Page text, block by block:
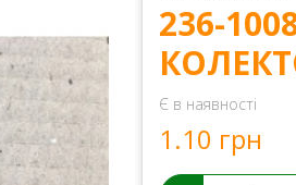
236-
Є в наявності
1.10 грн